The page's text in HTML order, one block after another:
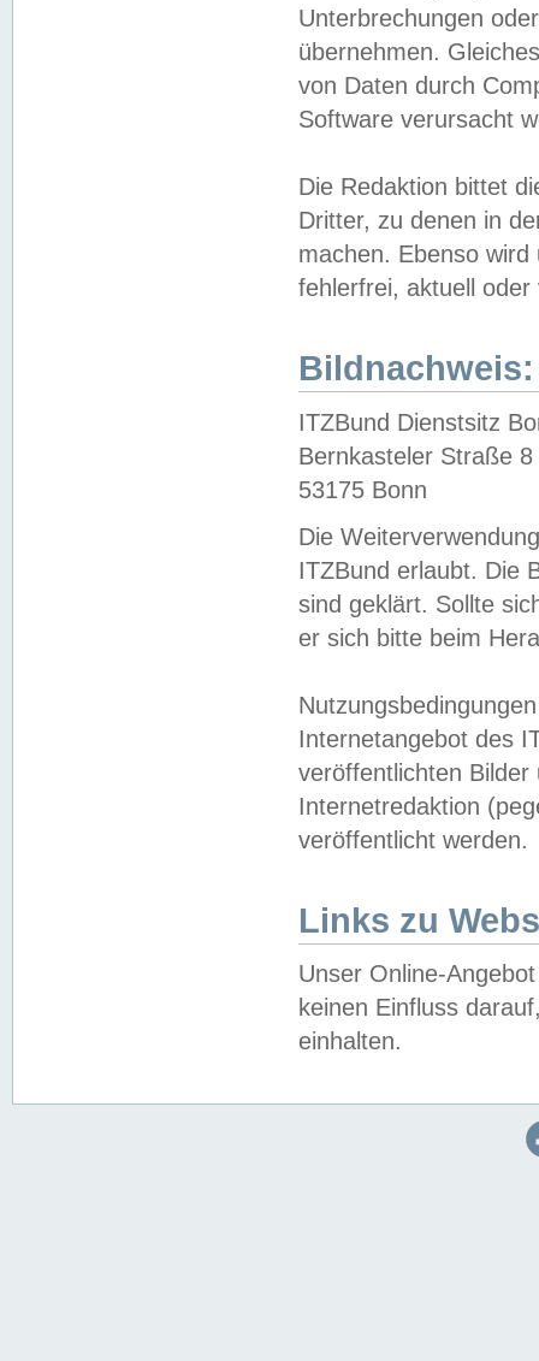
Unterbrechungen
übernehmen.
von Daten durch
Software verursacht
Die Redaktion bittet
Dritter, zu denen in
machen. Ebenso
fehlerfrei, aktuell oder
Bildnachweis:
ITZBund Dienstsitz
Bernkasteler Straße 8
53175 Bonn
Die
ITZBund erlaubt. Die
sind geklärt. Sollte
er sich bitte beim
Internetangebot des
veröffentlichten
Internetredaktion
veröffentlicht werden.
Links zu
Unser Online-
keinen Einfluss
einhalten.